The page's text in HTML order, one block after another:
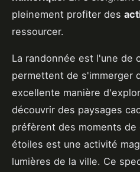
pleinement profiter des
ressourcer.
La randonnée est l'une de
permettent de s'immerger
excellente manière
découvrir des paysages
préfèrent des moments
étoiles est une activité
lumières de la ville. Ce